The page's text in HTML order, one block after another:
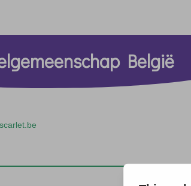
België